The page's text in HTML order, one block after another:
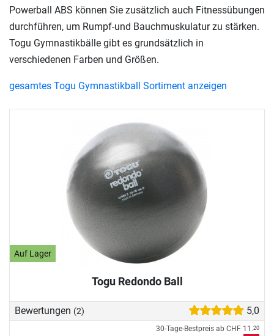
Auf Lager
Togu Redondo Ball
Bewertungen (2) 5,0
30-Tage-Bestpreis ab CHF 11.20
Powerball ABS können Sie zusätzlich auch Fitnessübungen
durchführen, um Rumpf-und Bauchmuskulatur zu stärken.
Togu Gymnastikbälle gibt es grundsätzlich in
verschiedenen Farben und Größen.
gesamtes Togu Gymnastikball Sortiment anzeigen